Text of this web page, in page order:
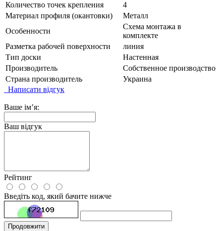
Количество точек крепления
4
Материал профиля (окантовки)
Металл
Особенности
Схема монтажа в
комплекте
Разметка рабочей поверхности
линия
Тип доски
Настенная
Производитель
Собственное производство
Страна производитель
Украина
Написати відгук
Ваше ім’я:
Ваш відгук
Рейтинг
Введіть код, який бачите нижче
Продовжити